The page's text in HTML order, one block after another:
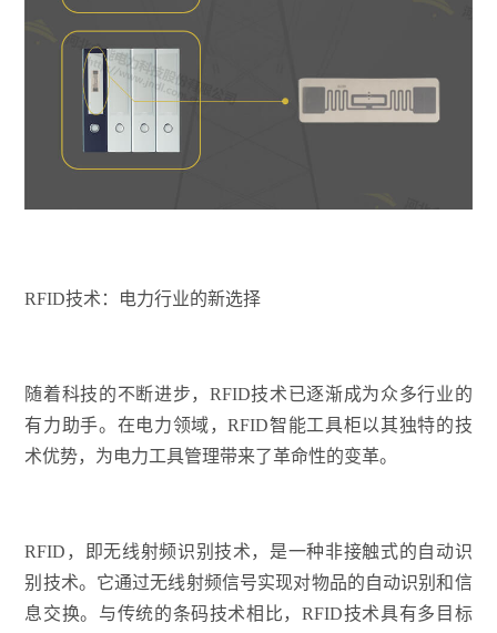
RFID技术：电力行业的新选择
随着科技的不断进步，RFID技术已逐渐成为众多行业的
有力助手。在电力领域，RFID智能工具柜以其独特的技
术优势，为电力工具管理带来了革命性的变革。
RFID，即无线射频识别技术，是一种非接触式的自动识
别技术。它通过无线射频信号实现对物品的自动识别和信
息交换。与传统的条码技术相比，RFID技术具有多目标